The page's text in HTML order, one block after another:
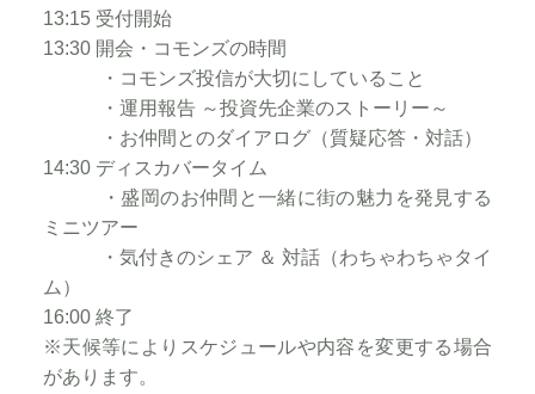
13:15 受付開始
13:30 開会・コモンズの時間
・コモンズ投信が大切にしていること
・運用報告 ～投資先企業のストーリー～
・お仲間とのダイアログ（質疑応答・対話）
14:30 ディスカバータイム
・盛岡のお仲間と一緒に街の魅力を発見する
ミニツアー
・気付きのシェア ＆ 対話（わちゃわちゃタイ
ム）
16:00 終了
※天候等によりスケジュールや内容を変更する場合
があります。